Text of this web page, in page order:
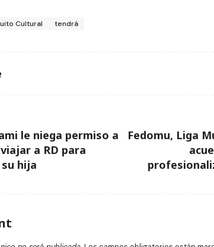
Cultural tendrá
le niega permiso a
a RD para
hija
Fedomu, Liga